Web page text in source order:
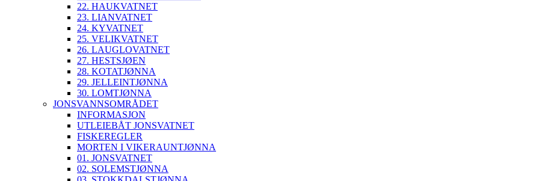
22. HAUKVATNET
23. LIANVATNET
24. KYVATNET
25. VELIKVATNET
26. LAUGLOVATNET
27. HESTSJØEN
28. KOTATJØNNA
29. JELLEINTJØNNA
30. LOMTJØNNA
JONSVANNSOMRÅDET
INFORMASJON
UTLEIEBÅT JONSVATNET
FISKEREGLER
MORTEN I VIKERAUNTJØNNA
01. JONSVATNET
02. SOLEMSTJØNNA